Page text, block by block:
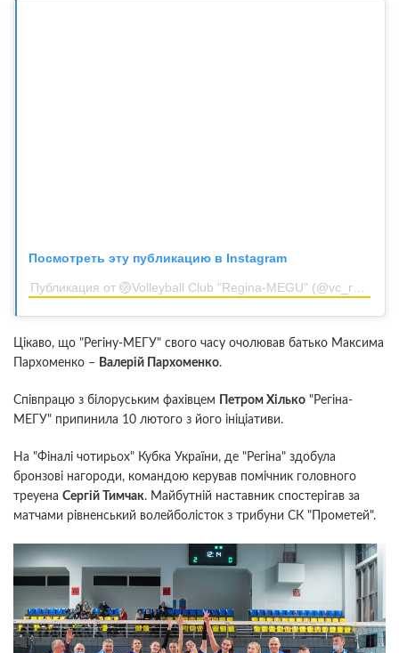
Посмотреть эту публикацию в Instagram
Цікаво, що "Регіну-МЕГУ" свого часу очолював батько Максима
Пархоменко – Валерій Пархоменко.
Співпрацю з білоруським фахівцем Петром Хілько "Регіна-
МЕГУ" припинила 10 лютого з його ініціативи.
На "Фіналі чотирьох" Кубка України, де "Регіна" здобула
бронзові нагороди, командою керував помічник головного
треyена Сергій Тимчак. Майбутній наставник спостерігав за
матчами рівненський волейболісток з трибуни СК "Прометей".